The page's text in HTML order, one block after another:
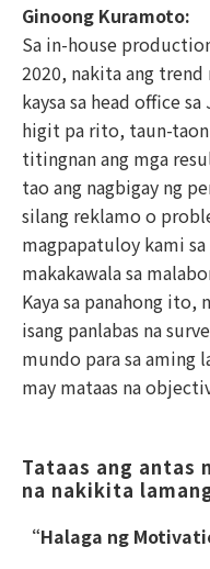
Ginoong Kuramoto:
Sa in-house
2020, nakita ang trend
kaysa sa head office
higit pa rito, taun-taon
titingnan ang mga
tao ang nagbigay ng
silang reklamo o
magpapatuloy kami
makakawala sa
Kaya sa panahong ito,
isang panlabas na
mundo para sa aming
may mataas na
Tataas ang antas
na nakikita
“Halaga ng